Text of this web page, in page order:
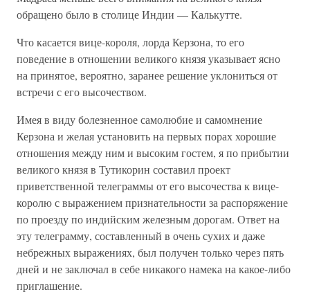
обращено было в столице Индии — Калькутте.
Что касается вице-короля, лорда Керзона, то его
поведение в отношении великого князя указывает ясно
на принятое, вероятно, заранее решение уклониться от
встречи с его высочеством.
Имея в виду болезненное самолюбие и самомнение
Керзона и желая установить на первых порах хорошие
отношения между ним и высоким гостем, я по прибытии
великого князя в Тутикорин составил проект
приветственной телеграммы от его высочества к вице-
королю с выражением признательности за распоряжение
по проезду по индийским железным дорогам. Ответ на
эту телеграмму, составленный в очень сухих и даже
небрежных выражениях, был получен только через пять
дней и не заключал в себе никакого намека на какое-либо
приглашение.